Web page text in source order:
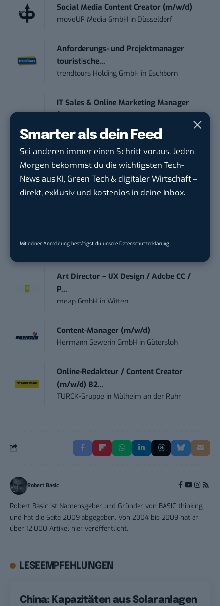
Smarter als dein Feed
Sei anderen immer einen Schritt voraus. Jeden
Morgen bekommst du die wichtigsten Tech-
News aus KI, Green Tech & digitaler Wirtschaft –
direkt, exklusiv und kostenlos in deine Inbox.
Mit deiner Anmeldung bestätigst du unsere Datenschutzerklärung
Social Media Content Creator (m/w/d)
moveUP Media GmbH in Düsseldorf
Anforderungs- und Projektmanager
touristische...
trendtours Holding GmbH in Eschborn
IT Sales & Online Marketing Manager
(m/w/...
Instaffo GmbH in Karlsruhe
Marketing Manager – Content
Marketing /...
Acura Fachklinik GmbHinAlbstadt
Ennepetal
Art Director – UX Design / Adobe CC /
P...
meap GmbH inWitten
Content-Manager (m/w/d)
Hermann Sewerin GmbH in Gütersloh
Online-Redakteur / Content Creator
(m/w/d) B2...
TURCK-Gruppe in Mülheim an der Ruhr
Robert Basic
Robert Basic ist Namensgeber und Gründer von BASIC thinking
und hat die Seite 2009 abgegeben. Von 2004 bis 2009 hat er
über 12.000 Artikel hier veröffentlicht.
LESEEMPFEHLUNGEN
China: Kapazitäten aus Solaranlagen